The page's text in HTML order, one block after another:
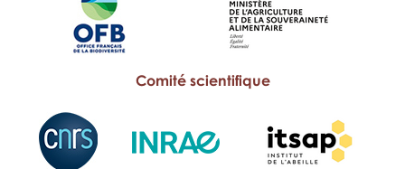
Comité scientifique